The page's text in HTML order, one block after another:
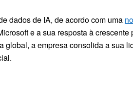
dados de IA, de acordo com uma
e a sua resposta à crescente
global, a empresa consolida a sua